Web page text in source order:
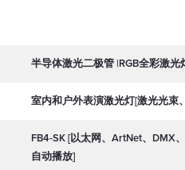
半导体激光二极管 |RGB全彩激光
室内和户外表演激光灯[激光光束
FB4-SK [以太网、ArtNet、DMX
自动播放]